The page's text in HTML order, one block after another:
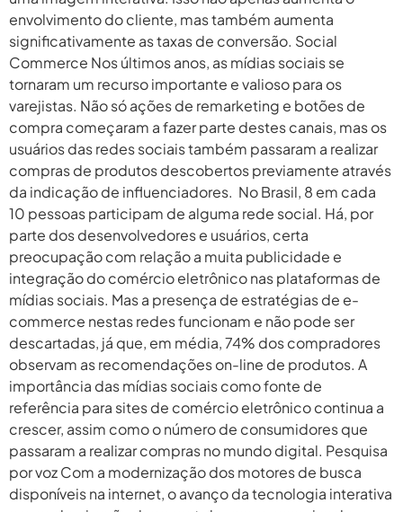
envolvimento do cliente, mas também aumenta
significativamente as taxas de conversão. Social
Commerce Nos últimos anos, as mídias sociais se
tornaram um recurso importante e valioso para os
varejistas. Não só ações de remarketing e botões de
compra começaram a fazer parte destes canais, mas os
usuários das redes sociais também passaram a realizar
compras de produtos descobertos previamente através
da indicação de influenciadores. No Brasil, 8 em cada
10 pessoas participam de alguma rede social. Há, por
parte dos desenvolvedores e usuários, certa
preocupação com relação a muita publicidade e
integração do comércio eletrônico nas plataformas de
mídias sociais. Mas a presença de estratégias de e-
commerce nestas redes funcionam e não pode ser
descartadas, já que, em média, 74% dos compradores
observam as recomendações on-line de produtos. A
importância das mídias sociais como fonte de
referência para sites de comércio eletrônico continua a
crescer, assim como o número de consumidores que
passaram a realizar compras no mundo digital. Pesquisa
por voz Com a modernização dos motores de busca
disponíveis na internet, o avanço da tecnologia interativa